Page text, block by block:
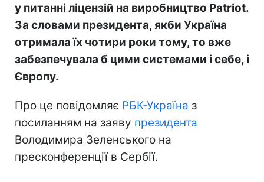
у питанні ліцензій на виробництво Patriot.
За словами президента, якби Україна
отримала їх чотири роки тому, то вже
забезпечувала б цими системами і себе, і
Європу.
Про це повідомляє РБК-Україна з
посиланням на заяву президента
Володимира Зеленського на
пресконференції в Сербії.